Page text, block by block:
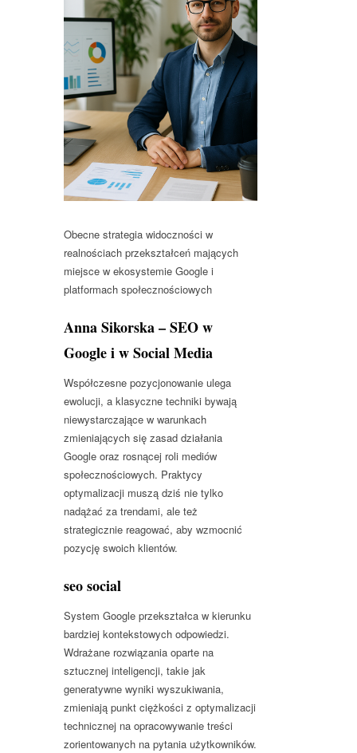
Obecne strategia widoczności w
realnościach przekształceń mających
miejsce w ekosystemie Google i
platformach społecznościowych
Anna Sikorska – SEO w
Google i w Social Media
Współczesne pozycjonowanie ulega
ewolucji, a klasyczne techniki bywają
niewystarczające w warunkach
zmieniających się zasad działania
Google oraz rosnącej roli mediów
społecznościowych. Praktycy
optymalizacji muszą dziś nie tylko
nadążać za trendami, ale też
strategicznie reagować, aby wzmocnić
pozycję swoich klientów.
seo social
System Google przekształca w kierunku
bardziej kontekstowych odpowiedzi.
Wdrażane rozwiązania oparte na
sztucznej inteligencji, takie jak
generatywne wyniki wyszukiwania,
zmieniają punkt ciężkości z optymalizacji
technicznej na opracowywanie treści
zorientowanych na pytania użytkowników.